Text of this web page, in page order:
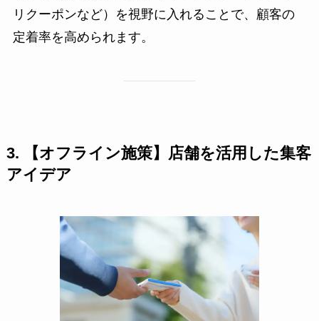
リクーポンなど）を視野に入れることで、顧客の
定着率を高められます。
3. 【オフライン施策】店舗を活用した集客
アイデア